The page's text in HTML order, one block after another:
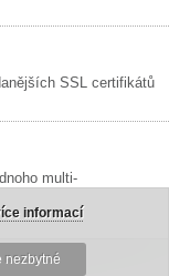
SSL certifikátů
multi-
informací
nezbytné